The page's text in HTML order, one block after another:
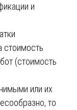
и
стоимость
(стоимость
или их
то